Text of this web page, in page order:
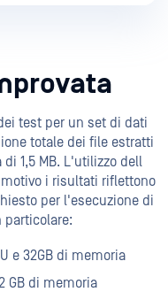
test per un set di dati
totale dei file estratti
1,5 MB. L'utilizzo dell
motivo i risultati riflettono
per l'esecuzione di
particolare:
e 32GB di memoria
GB di memoria